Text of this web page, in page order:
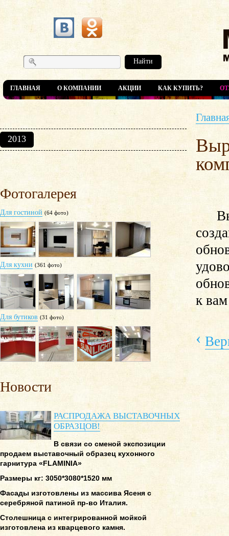
Найти
ГЛАВНАЯ О КОМПАНИИ АКЦИИ КАК КУПИТЬ?
2013
Фотогалерея
Для гостиной (64 фото)
Для кухни (361 фото)
Для бутиков (31 фото)
Новости
РАСПРОДАЖА ВЫСТАВОЧНЫХ
ОБРАЗЦОВ!
В связи со сменой экспозиции
продаем выставочный образец кухонного
гарнитура «FLAMINIA»
Размеры кг: 3050*3080*1520 мм
Фасады изготовлены из массива Ясеня с
серебряной патиной пр-во Италия.
Столешница с интегрированной мойкой
изготовлена из кварцевого камня.
к
‹